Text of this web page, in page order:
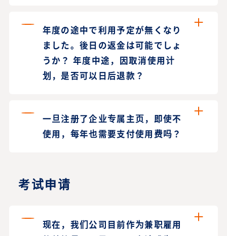
年度の途中で利用予定が無くなり
ました。後日の返金は可能でしょ
うか？ 年度中途，因取消使用计
划，是否可以日后退款？
一旦注册了企业专属主页，即使不
使用，每年也需要支付使用费吗？
考试申请
现在，我们公司目前作为兼职雇用